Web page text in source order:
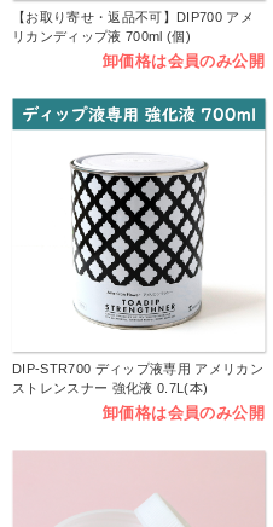
【お取り寄せ・返品不可】DIP700 アメ
リカンディップ液 700ml (個)
卸価格は会員のみ公開
DIP-STR700 ディップ液専用 アメリカン
ストレンスナー 強化液 0.7L(本)
卸価格は会員のみ公開